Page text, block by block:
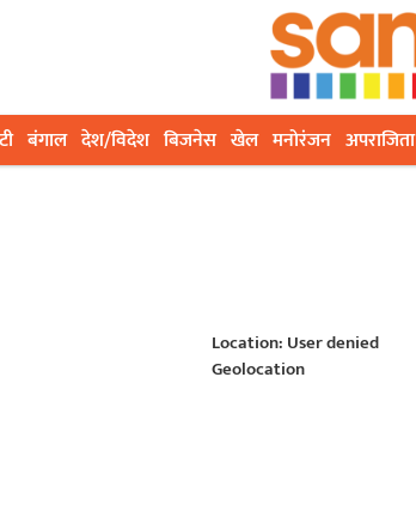
बंगाल देश/विदेश बिजनेस खेल मनोरंजन अपराजिता
Location: User denied
Geolocation